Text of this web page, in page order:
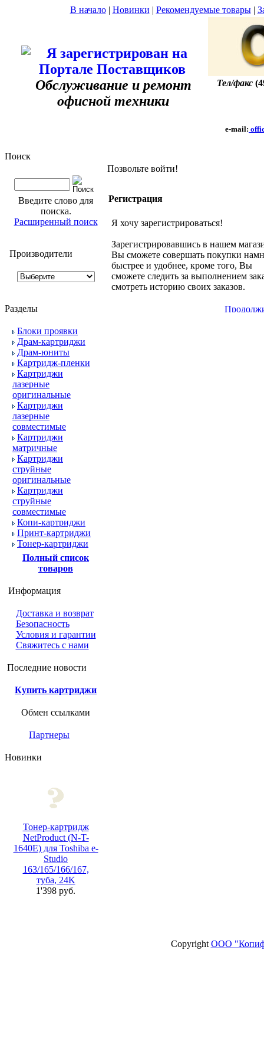
В начало| Новинки | Рекомендуемые товары|
Обслуживание и ремонт
офисной техники
Тел/факс
e-mail:
Поиск
Введите слово для
поиска.
Расширенный поиск
Производители
Разделы
Блоки проявки
Драм-картриджи
Драм-юниты
Картридж-пленки
Картриджи
лазерные
оригинальные
Картриджи
лазерные
совместимые
Картриджи
матричные
Картриджи
струйные
оригинальные
Картриджи
струйные
совместимые
Копи-картриджи
Принт-картриджи
Тонер-картриджи
Полный список
товаров
Информация
Доставка и возврат
Безопасность
Условия и гарантии
Свяжитесь с нами
Последние новости
Купить картриджи
Обмен ссылками
Партнеры
Новинки
Тонер-картридж
NetProduct (N-T-
1640E) для Toshiba e-
Studio
163/165/166/167,
туба, 24K
1'398 руб.
Позвольте войти!
Регистрация
Я хочу зарегистрироваться!
Зарегистрировавшись в нашем
Вы сможете совершать покупки
быстрее и удобнее, кроме того, Вы
сможете следить за выполнением
смотреть историю своих заказов.
Copyright ООО